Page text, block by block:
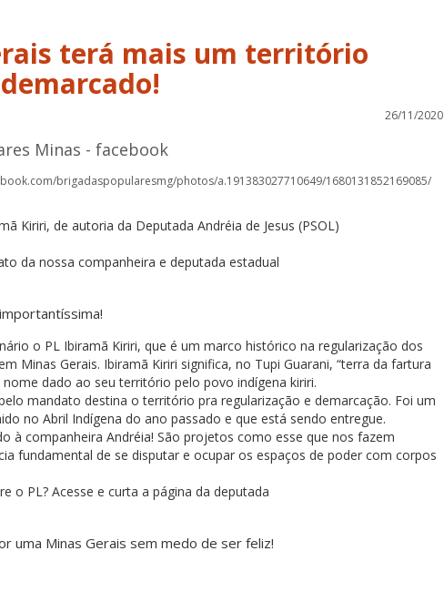
terá mais um território
26/11/2020
Minas - facebook
brigadaspopularesmg/photos/a.191383027710649/1680131852169085/
Kiriri, de autoria da Deputada Andréia de Jesus (PSOL)
da nossa companheira e deputada estadual
o PL Ibiramã Kiriri, que é um marco histórico na regularização dos
Minas Gerais. Ibiramã Kiriri significa, no Tupi Guarani, “terra da fartura
nome dado ao seu território pelo povo indígena kiriri.
mandato destina o território pra regularização e demarcação. Foi um
no Abril Indígena do ano passado e que está sendo entregue.
à companheira Andréia! São projetos como esse que nos fazem
fundamental de se disputar e ocupar os espaços de poder com corpos
o PL? Acesse e curta a página da deputada
uma Minas Gerais sem medo de ser feliz!